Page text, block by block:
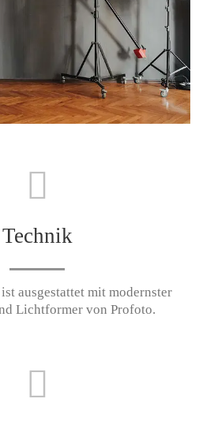
Technik
ausgestattet mit modernster
Lichtformer von Profoto.